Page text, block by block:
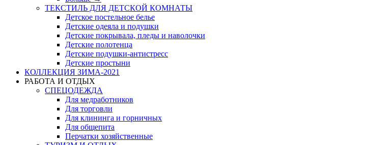
ТЕКСТИЛЬ ДЛЯ ДЕТСКОЙ КОМНАТЫ
Детское постельное белье
Детские одеяла и подушки
Детские покрывала, пледы и наволочки
Детские полотенца
Детские подушки-антистресс
Детские простыни
КОЛЛЕКЦИЯ ЗИМА-2021
РАБОТА И ОТДЫХ
СПЕЦОДЕЖДА
Для медработников
Для торговли
Для клининга и горничных
Для общепита
Перчатки хозяйственные